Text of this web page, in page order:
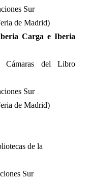
Sur
de Madrid)
Carga e Iberia
Cámaras del Libro
Sur
de Madrid)
de la
Sur